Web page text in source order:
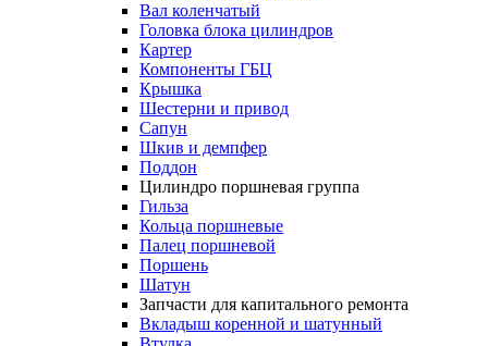
Вал коленчатый
Головка блока цилиндров
Картер
Компоненты ГБЦ
Крышка
Шестерни и привод
Сапун
Шкив и демпфер
Поддон
Цилиндро поршневая группа
Гильза
Кольца поршневые
Палец поршневой
Поршень
Шатун
Запчасти для капитального ремонта
Вкладыш коренной и шатунный